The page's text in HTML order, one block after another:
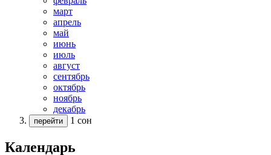
март
апрель
май
июнь
июль
август
сентябрь
октябрь
ноябрь
декабрь
перейти 1 сон
Календарь